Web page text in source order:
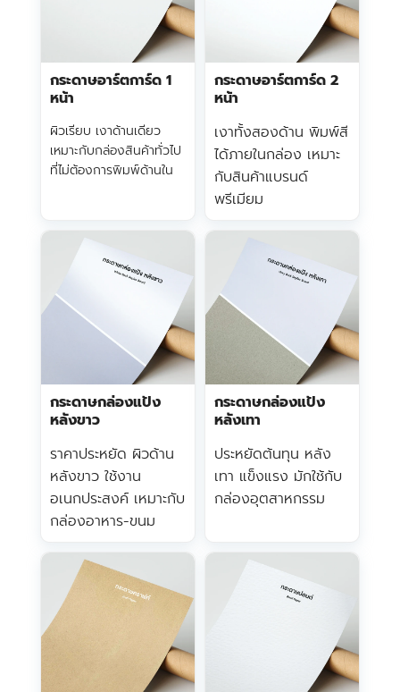
กระดาษอาร์ตการ์ด 1
หน้า
ผิวเรียบ เงาด้านเดียว
เหมาะกับกล่องสินค้าทั่วไป
ที่ไม่ต้องการพิมพ์ด้านใน
กระดาษอาร์ตการ์ด 2
หน้า
เงาทั้งสองด้าน พิมพ์สี
ได้ภายในกล่อง เหมาะ
กับสินค้าแบรนด์
พรีเมียม
กระดาษกล่องแป้ง
หลังขาว
ราคาประหยัด ผิวด้าน
หลังขาว ใช้งาน
อเนกประสงค์ เหมาะกับ
กล่องอาหาร-ขนม
กระดาษกล่องแป้ง
หลังเทา
ประหยัดต้นทุน หลัง
เทา แข็งแรง มักใช้กับ
กล่องอุตสาหกรรม